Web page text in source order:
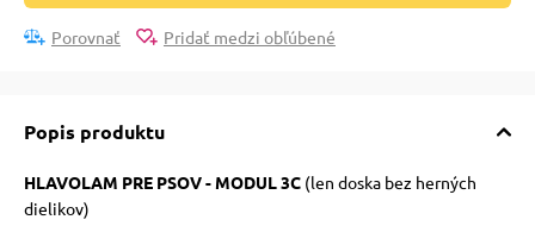
Porovnať Pridať medzi obľúbené
Popis produktu
HLAVOLAM PRE PSOV - MODUL 3C (len doska bez herných
dielikov)